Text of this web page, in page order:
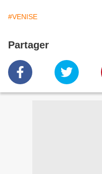
#VENISE
Partager